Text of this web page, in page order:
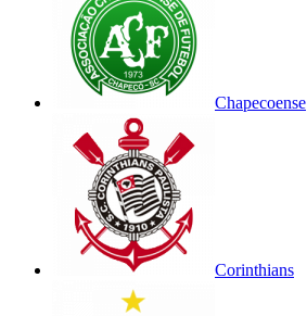
Chapecoense
Corinthians